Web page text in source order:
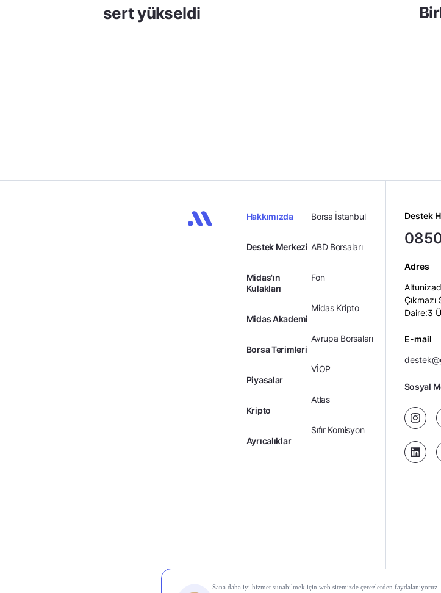
sert yükseldi
Hakkımızda
Destek Merkezi
Midas'ın
Kulakları
Midas Akademi
Borsa Terimleri
Piyasalar
Kripto
Ayrıcalıklar
Borsa İstanbul
ABD Borsaları
Fon
Midas Kripto
Avrupa Borsaları
VİOP
Atlas
Sıfır Komisyon
Destek
Adres
Daire:3
E-mail
Sosyal